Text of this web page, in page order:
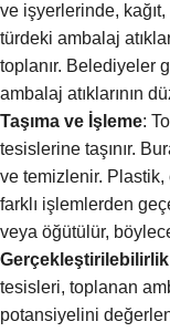
ve işyerlerinde,
türdeki ambalaj
toplanır. Belediyeler
ambalaj atıklarının
Taşıma ve İşleme:
tesislerine taşınır.
ve temizlenir. Plastik,
farklı işlemlerden
veya öğütülür,
tesisleri, toplanan
potansiyelini